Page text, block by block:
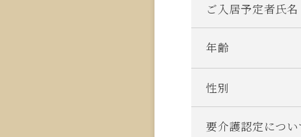
ご入居予定者氏名
年齢
性別
要介護認定につい